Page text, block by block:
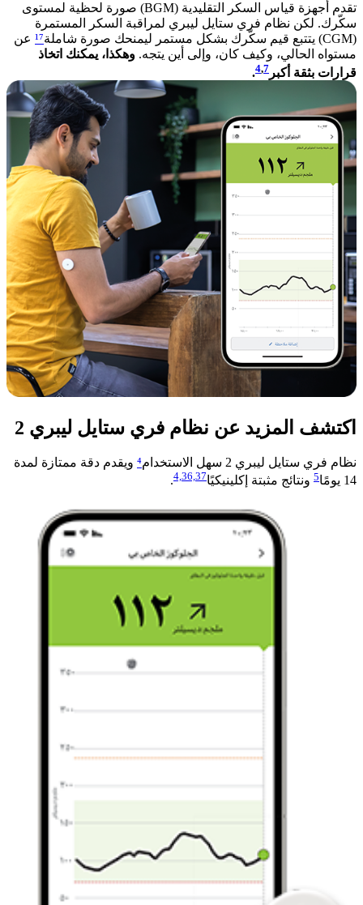
تقدم أجهزة قياس السكر التقليدية (BGM) صورة لحظية لمستوى
سكّرك. لكن نظام فري ستايل ليبري لمراقبة السكر المستمرة
(CGM) يتتبع قيم سكّرك بشكل مستمر ليمنحك صورة شاملة
¹⁷ عن
مستواه الحالي، وكيف كان، وإلى أين يتجه. وهكذا، يمكنك اتخاذ
قرارات بثقة أكبر
4,7
.​
اكتشف المزيد عن نظام فري ستايل ليبري 2
نظام فري ستايل ليبري 2 سهل الاستخدام ⁴ ويقدم دقة ممتازة لمدة
14 يومًا
5 ونتائج مثبتة إكلينيكيًا 4,36,37
.